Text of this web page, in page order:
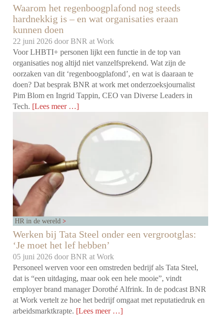
Waarom het regenboogplafond nog steeds
hardnekkig is – en wat organisaties eraan
kunnen doen
22 juni 2026 doorBNR at Work
Voor LHBTI+ personen lijkt een functie in de top van
organisaties nog altijd niet vanzelfsprekend. Wat zijn de
oorzaken van dit ‘regenboogplafond’, en wat is daaraan te
doen? Dat besprak BNR at work met onderzoeksjournalist
Pim Blom en Ingrid Tappin, CEO van Diverse Leaders in
Tech. [Lees meer …]
HR in de wereld
Werken bij Tata Steel onder een vergrootglas:
‘Je moet het lef hebben’
05 juni 2026 doorBNR at Work
Personeel werven voor een omstreden bedrijf als Tata Steel,
dat is “een uitdaging, maar ook een hele mooie”, vindt
employer brand manager Dorothé Alfrink. In de podcast BNR
at Work vertelt ze hoe het bedrijf omgaat met reputatiedruk en
arbeidsmarktkrapte. [Lees meer …]